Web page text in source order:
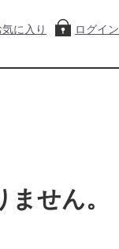
気に入り ログイン
せん。